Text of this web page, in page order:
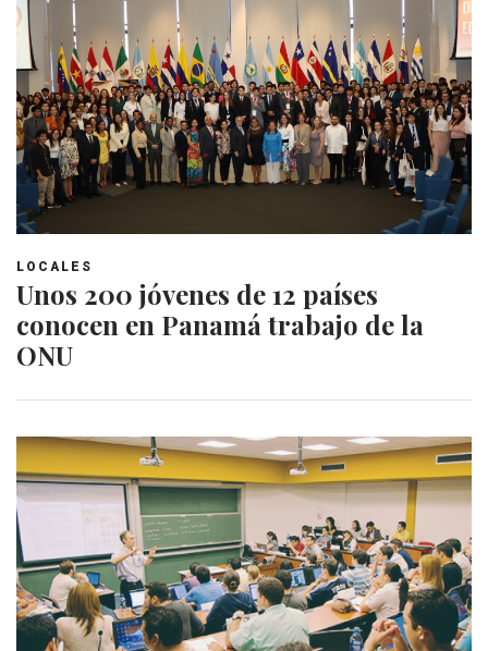
LOCALES
Unos 200 jóvenes de 12 países
conocen en Panamá trabajo de la
ONU